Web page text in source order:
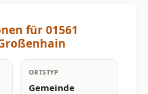
für 01561
ORTSTYP
Gemeinde